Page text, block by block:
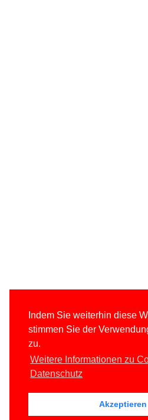
Indem Sie weiterhin diese
stimmen Sie der
zu.
Weitere Informationen zu
Datenschutz
Akzeptieren